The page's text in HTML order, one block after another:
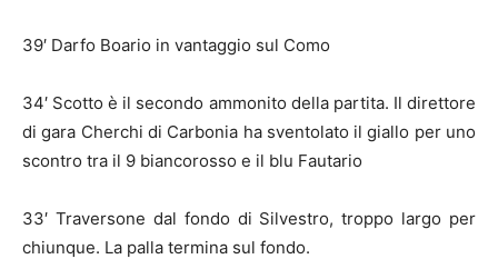
39′ Darfo Boario in vantaggio sul Como
34′ Scotto è il secondo ammonito della partita. Il direttore
di gara Cherchi di Carbonia ha sventolato il giallo per uno
scontro tra il 9 biancorosso e il blu Fautario
33′ Traversone dal fondo di Silvestro, troppo largo per
chiunque. La palla termina sul fondo.